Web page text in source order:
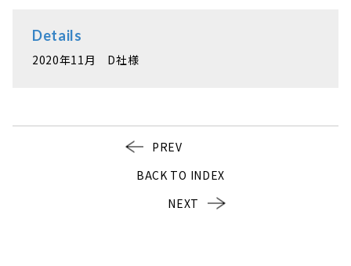
Details
2020年11月 D社様
PREV
BACK TO INDEX
NEXT